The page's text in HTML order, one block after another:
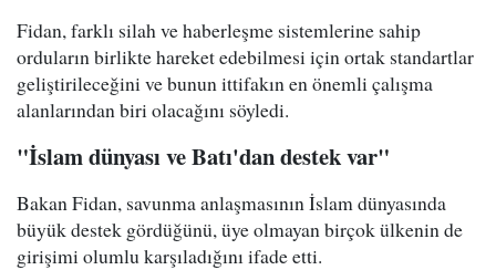
Fidan, farklı silah ve haberleşme sistemlerine sahip
orduların birlikte hareket edebilmesi için ortak standartlar
geliştirileceğini ve bunun ittifakın en önemli çalışma
alanlarından biri olacağını söyledi.
"İslam dünyası ve Batı'dan destek var"
Bakan Fidan, savunma anlaşmasının İslam dünyasında
büyük destek gördüğünü, üye olmayan birçok ülkenin de
girişimi olumlu karşıladığını ifade etti.